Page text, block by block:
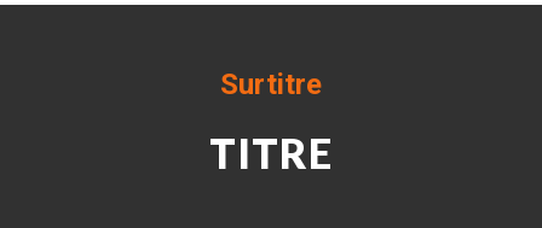
Surtitre
TITRE